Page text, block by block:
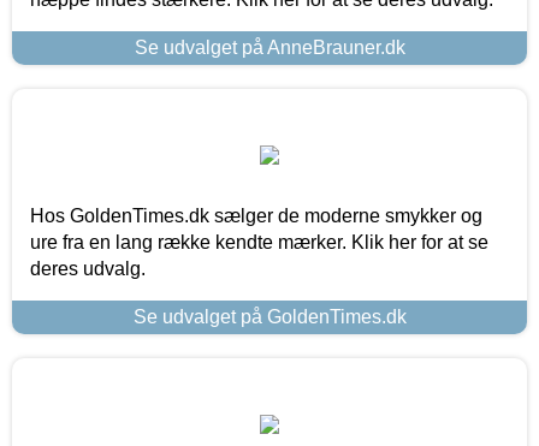
Se udvalget på AnneBrauner.dk
Hos GoldenTimes.dk sælger de moderne smykker og
ure fra en lang række kendte mærker. Klik her for at se
deres udvalg.
Se udvalget på GoldenTimes.dk